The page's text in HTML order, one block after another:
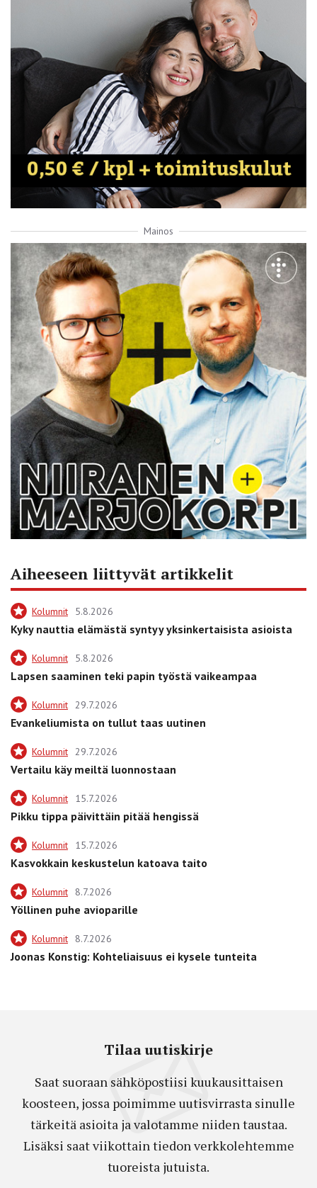
Mainos
Aiheeseen liittyvät artikkelit
Kolumnit 5.8.2026
Kyky nauttia elämästä syntyy yksinkertaisista asioista
Kolumnit 5.8.2026
Lapsen saaminen teki papin työstä vaikeampaa
Kolumnit 29.7.2026
Evankeliumista on tullut taas uutinen
Kolumnit 29.7.2026
Vertailu käy meiltä luonnostaan
Kolumnit 15.7.2026
Pikku tippa päivittäin pitää hengissä
Kolumnit 15.7.2026
Kasvokkain keskustelun katoava taito
Kolumnit 8.7.2026
Yöllinen puhe avioparille
Kolumnit 8.7.2026
Joonas Konstig: Kohteliaisuus ei kysele tunteita
Tilaa uutiskirje
Saat suoraan sähköpostiisi kuukausittaisen
koosteen, jossa poimimme uutisvirrasta sinulle
tärkeitä asioita ja valotamme niiden taustaa.
Lisäksi saat viikottain tiedon verkkolehtemme
tuoreista jutuista.